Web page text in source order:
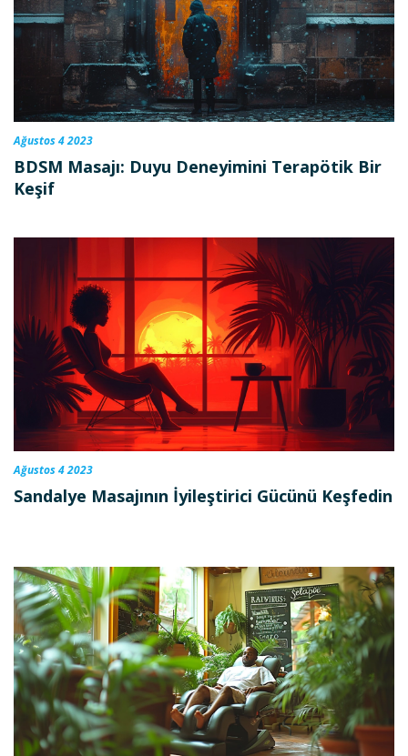
Ağustos 4 2023
BDSM Masajı: Duyu Deneyimini Terapötik Bir
Keşif
Ağustos 4 2023
Sandalye Masajının İyileştirici Gücünü Keşfedin